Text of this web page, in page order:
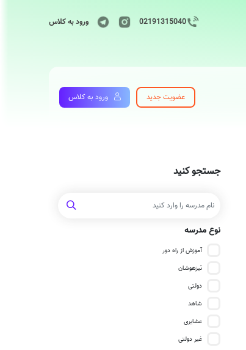
02191315040 ورود به کلاس
عضویت جدید ورود به کلاس
جستجو کنید
نوع مدرسه
آموزش از راه دور
تیزهوشان
دولتی
شاهد
عشایری
غیر دولتی